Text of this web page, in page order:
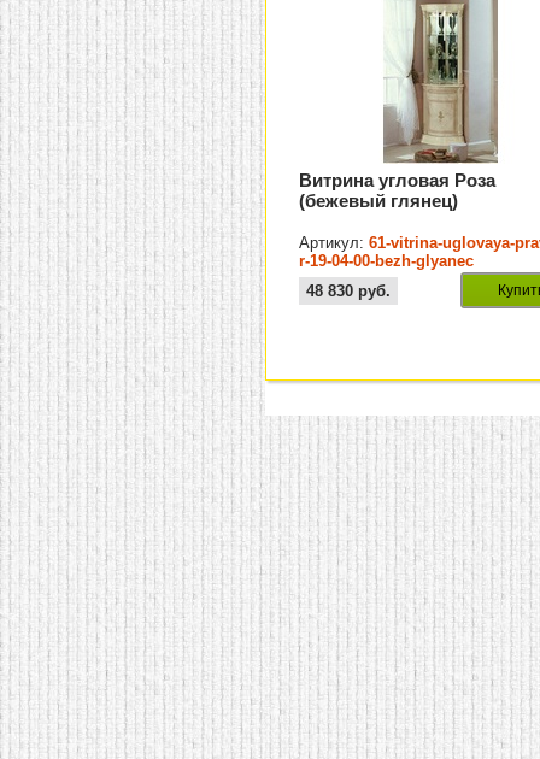
Витрина угловая Роза
(бежевый глянец)
Артикул:61-vitrina-uglovaya-
r-19-04-00-bezh-glyanec
48 830 руб.